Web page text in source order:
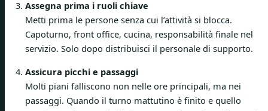
Assegna prima i ruoli chiave
Metti prima le persone senza cui l’attività si blocca.
Capoturno, front office, cucina, responsabilità finale nel
servizio. Solo dopo distribuisci il personale di supporto.
Assicura picchi e passaggi
Molti piani falliscono non nelle ore principali, ma nei
passaggi. Quando il turno mattutino è finito e quello